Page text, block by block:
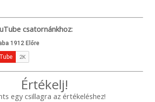
csatornánkhoz:
Értékelj!
egy csillagra az értékeléshez!